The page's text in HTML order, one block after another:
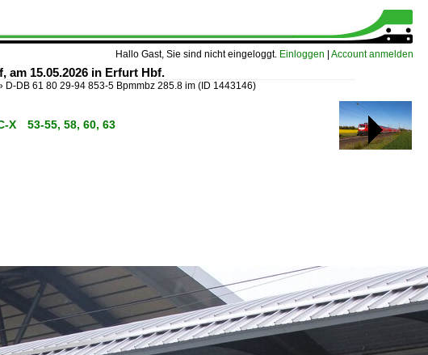
Hallo Gast, Sie sind nicht eingeloggt. Einloggen Account anmelden
am 15.05.2026 in Erfurt Hbf.
D-DB 61 80 29-94 853-5 Bpmmbz 285.8 im (ID 1443146)
X 53-55, 58, 60, 63